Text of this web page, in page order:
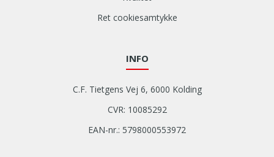
Ret cookiesamtykke
INFO
C.F. Tietgens Vej 6, 6000 Kolding
CVR: 10085292
EAN-nr.: 5798000553972